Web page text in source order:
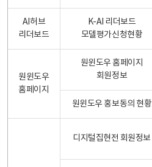
AI허브
리더보드
K-AI 리더보드
모델평가신청현황
원윈도우
홈페이지
원윈도우 홈페이지
회원정보
원윈도우 홍보동의 현황
디지털집현전 회원정보